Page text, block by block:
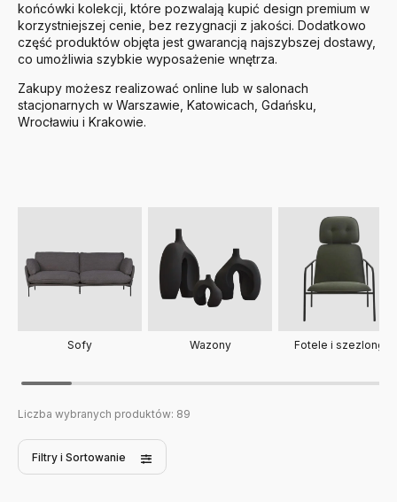
końcówki kolekcji, które pozwalają kupić design premium w
korzystniejszej cenie, bez rezygnacji z jakości. Dodatkowo
część produktów objęta jest gwarancją najszybszej dostawy,
co umożliwia szybkie wyposażenie wnętrza.
Zakupy możesz realizować online lub w salonach
stacjonarnych w Warszawie, Katowicach, Gdańsku,
Wrocławiu i Krakowie.
Sofy Wazony Fotele i szezlongi
Liczba wybranych produktów: 89
Filtry i Sortowanie